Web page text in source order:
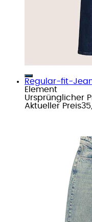
Regular-fit-
Element
Ursprünglicher
Aktueller Preis